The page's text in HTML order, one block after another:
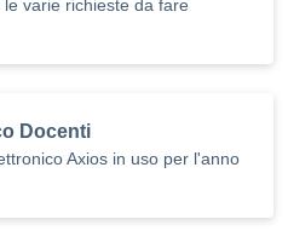
varie richieste da fare
Docenti
Axios in uso per l'anno